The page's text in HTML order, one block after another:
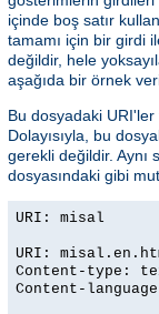
içinde boş satır
tamamı için bir girdi
değildir, hele
aşağıda bir örnek
Bu dosyadaki URI'ler
Dolayısıyla, bu
gerekli değildir. Aynı
dosyasındaki gibi
URI: misal
URI:
Content-type:
Content-